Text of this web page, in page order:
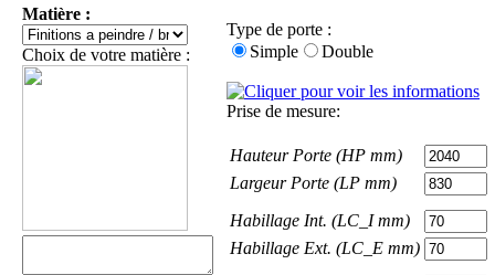
Matière :
Choix de votre matière :
Type de porte :
Simple
Double
Prise de mesure:
Hauteur Porte (HP mm)
Largeur Porte (LP mm)
Habillage Int. (LC_I mm)
Habillage Ext. (LC_E mm)